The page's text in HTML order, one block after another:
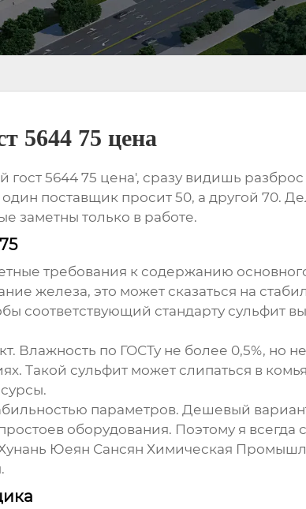
5644 75 цена
5644 75 цена', сразу видишь
поставщик просит 50, а другой 70.
заметны только в работе.
требования к содержанию
железа, это может сказаться на
соответствующий стандарту сульфит
Влажность по ГОСТу не более 0,5%, но
Такой сульфит может слипаться в
параметров. Дешевый
оборудования. Поэтому я всегда
Юеян Сансян Химическая